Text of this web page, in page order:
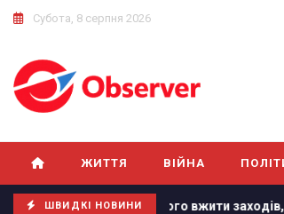
Субота, 8 серпня 2026
ЖИТТЯ ВІЙНА
ШВИДКІ НОВИНИ
його вжити заходів, - WSJ